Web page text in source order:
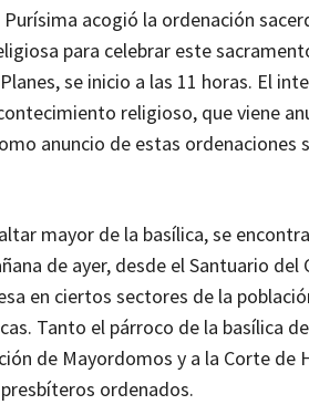
acogió la ordenación
para celebrar este
se inicio a las 11 horas. El
religioso, que viene
anuncio de estas ordenaciones
mayor de la basílica, se
de ayer, desde el Santuario del
en ciertos sectores de la
Tanto el párroco de la basílica
de Mayordomos y a la Corte de
ordenados.